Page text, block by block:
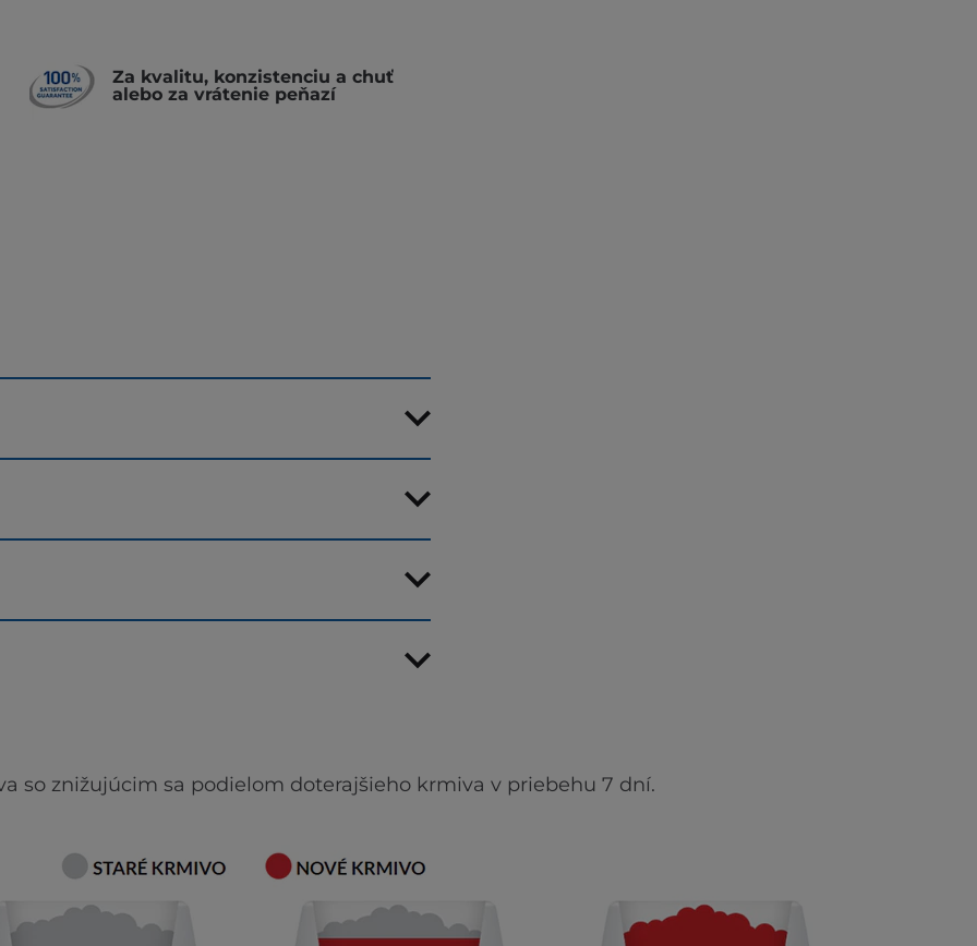
Za kvalitu, konzistenciu a chuť
alebo za vrátenie peňazí
so znižujúcim sa podielom doterajšieho krmiva v priebehu 7 dní.